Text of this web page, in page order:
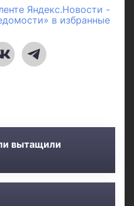
Яндекс.Новости -
в избранные
вытащили